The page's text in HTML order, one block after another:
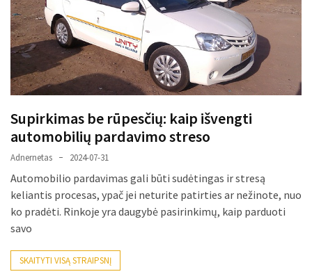
kad
gedimo
niekas
neieškojo
Krovinių
Suomijos:
kiek
laiko
tikrųjų
trunka
Supirkimas be rūpesčių: kaip išvengti
automobilių pardavimo streso
Adnernetas 2024-07-31
Automobilio pardavimas gali būti sudėtingas ir stresą
keliantis procesas, ypač jei neturite patirties ar nežinote, nuo
ko pradėti. Rinkoje yra daugybė pasirinkimų, kaip parduoti
savo
SKAITYTI VISĄ STRAIPSNĮ